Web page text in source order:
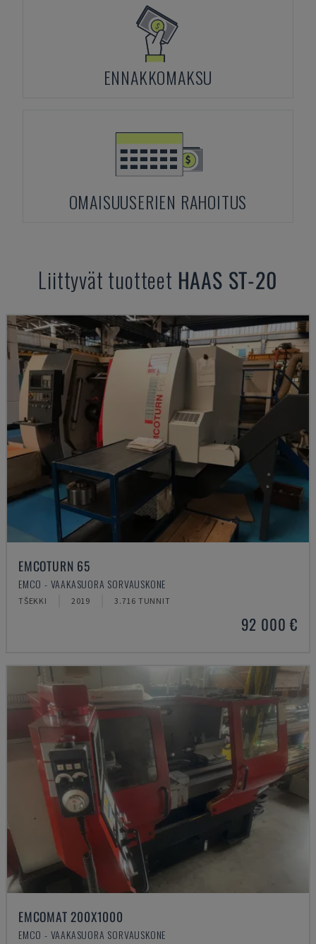
ENNAKKOMAKSU
OMAISUUSERIEN RAHOITUS
Liittyvät tuotteet HAAS ST-20
EMCOTURN 65
EMCO - VAAKASUORA SORVAUSKONE
TŠEKKI 2019 3.716 TUNNIT
92 000 €
EMCOMAT 200X1000
EMCO - VAAKASUORA SORVAUSKONE